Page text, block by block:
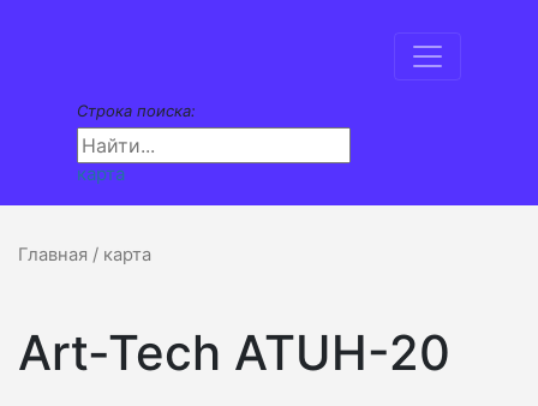
Строка поиска:
карта
Главная / карта
Art-Tech ATUH-20